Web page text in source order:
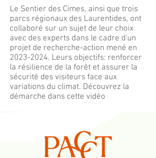
Le Sentier des Cimes, ainsi que trois
parcs régionaux des Laurentides, ont
collaboré sur un sujet de leur choix
avec des experts dans le cadre d'un
projet de recherche-action mené en
2023-2024. Leurs objectifs: renforcer
la résilience de la forêt et assurer la
sécurité des visiteurs face aux
variations du climat. Découvrez la
démarche dans cette vidéo